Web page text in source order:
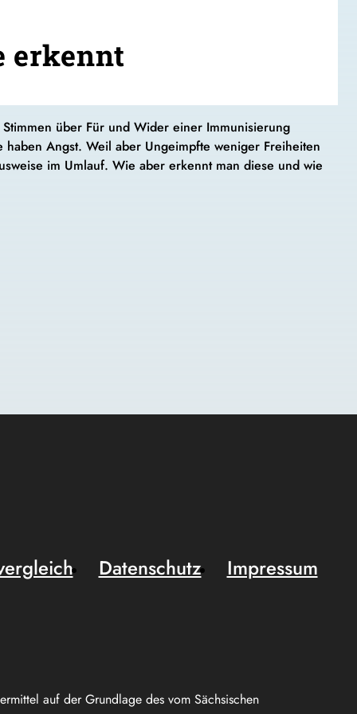
erkennt
über Für und Wider einer Immunisierung
Angst. Weil aber Ungeimpfte weniger Freiheiten
im Umlauf. Wie aber erkennt man diese und wie
auf der Grundlage des vom Sächsischen
Datenschutz
Impressum